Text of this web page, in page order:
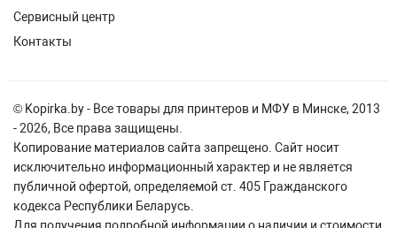
Сервисный центр
Контакты
© Kopirka.by - Все товары для принтеров и МФУ в Минске, 2013
- 2026, Все права защищены.
Копирование материалов сайта запрещено. Сайт носит
исключительно информационный характер и не является
публичной офертой, определяемой ст. 405 Гражданского
кодекса Республики Беларусь.